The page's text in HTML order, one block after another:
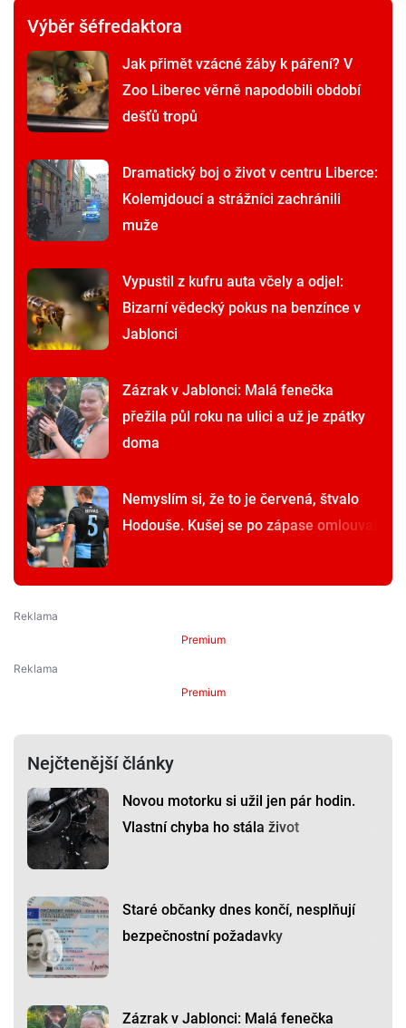
Výběr šéfredaktora
Jak přimět vzácné žáby k páření? V
Zoo Liberec věrně napodobili období
dešťů tropů
Dramatický boj o život v centru Liberce:
Kolemjdoucí a strážníci zachránili
muže
Vypustil z kufru auta včely a odjel:
Bizarní vědecký pokus na benzínce v
Jablonci
Zázrak v Jablonci: Malá fenečka
přežila půl roku na ulici a už je zpátky
doma
Nemyslím si, že to je červená, štvalo
Hodouše. Kušej se po zápase omlouval
Premium
Premium
Nejčtenější články
Novou motorku si užil jen pár hodin.
Vlastní chyba ho stála život
Staré občanky dnes končí, nesplňují
bezpečnostní požadavky
Zázrak v Jablonci: Malá fenečka